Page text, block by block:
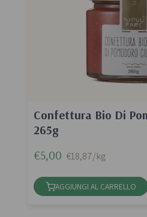
Confettura Bio Di
265g
€5,00 €18,87/kg
AGGIUNGI AL CARRELLO